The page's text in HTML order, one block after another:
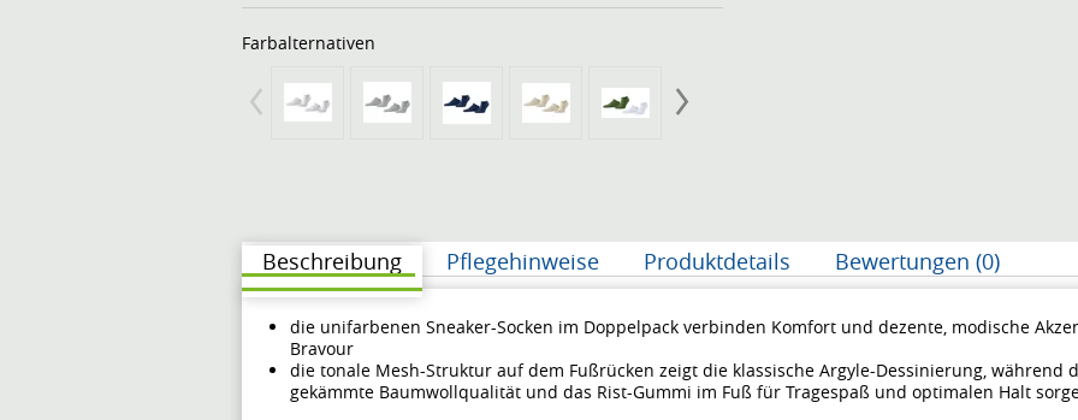
Farbalternativen
Beschreibung Pflegehinweise Produktdetails Bewertungen (0)
die unifarbenen Sneaker-Socken im Doppelpack verbinden Komfort und dezente, modische
Bravour
die tonale Mesh-Struktur auf dem Fußrücken zeigt die klassische Argyle-Dessinierung, während
gekämmte Baumwollqualität und das Rist-Gummi im Fuß für Tragespaß und optimalen Halt